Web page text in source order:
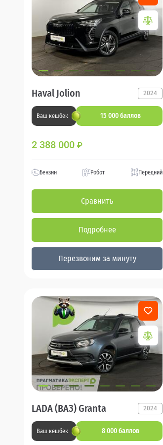
Haval Jolion 2024
Ваш кешбек 15 000 баллов
2 388 000 ₽
Бензин Робот Передний
Сравнить
Подробнее
Перезвоним за минуту
LADA (ВАЗ) Granta 2024
Ваш кешбек 8 000 баллов